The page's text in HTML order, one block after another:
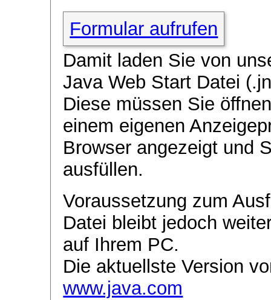
Formular aufrufen
Damit laden Sie von
Java Web Start Datei
Diese müssen Sie
einem eigenen
Browser angezeigt und
ausfüllen.
Voraussetzung zum
Datei bleibt jedoch
auf Ihrem PC.
Die aktuellste Version
www.java.com